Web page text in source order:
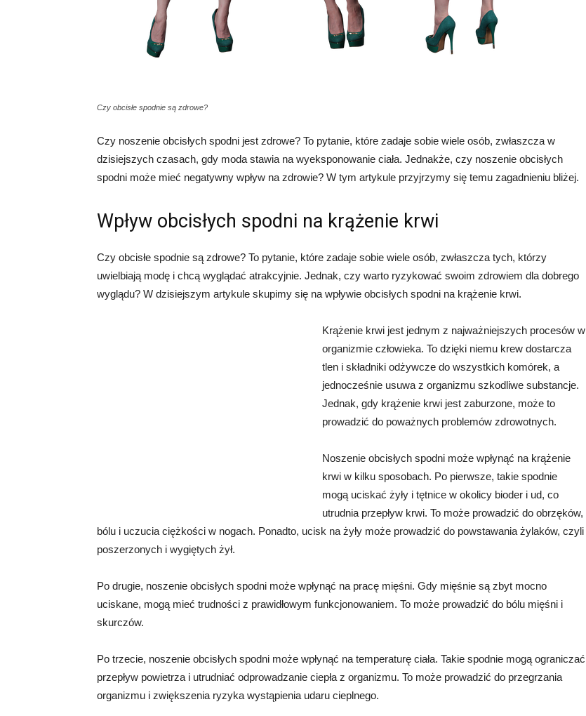
Czy obcisłe spodnie są zdrowe?
Czy noszenie obcisłych spodni jest zdrowe? To pytanie, które zadaje sobie wiele osób, zwłaszcza w
dzisiejszych czasach, gdy moda stawia na wyeksponowanie ciała. Jednakże, czy noszenie obcisłych
spodni może mieć negatywny wpływ na zdrowie? W tym artykule przyjrzymy się temu zagadnieniu bliżej.
Wpływ obcisłych spodni na krążenie krwi
Czy obcisłe spodnie są zdrowe? To pytanie, które zadaje sobie wiele osób, zwłaszcza tych, którzy
uwielbiają modę i chcą wyglądać atrakcyjnie. Jednak, czy warto ryzykować swoim zdrowiem dla dobrego
wyglądu? W dzisiejszym artykule skupimy się na wpływie obcisłych spodni na krążenie krwi.
Krążenie krwi jest jednym z najważniejszych procesów w
organizmie człowieka. To dzięki niemu krew dostarcza
tlen i składniki odżywcze do wszystkich komórek, a
jednocześnie usuwa z organizmu szkodliwe substancje.
Jednak, gdy krążenie krwi jest zaburzone, może to
prowadzić do poważnych problemów zdrowotnych.
Noszenie obcisłych spodni może wpłynąć na krążenie
krwi w kilku sposobach. Po pierwsze, takie spodnie
mogą uciskać żyły i tętnice w okolicy bioder i ud, co
utrudnia przepływ krwi. To może prowadzić do obrzęków,
bólu i uczucia ciężkości w nogach. Ponadto, ucisk na żyły może prowadzić do powstawania żylaków, czyli
poszerzonych i wygiętych żył.
Po drugie, noszenie obcisłych spodni może wpłynąć na pracę mięśni. Gdy mięśnie są zbyt mocno
uciskane, mogą mieć trudności z prawidłowym funkcjonowaniem. To może prowadzić do bólu mięśni i
skurczów.
Po trzecie, noszenie obcisłych spodni może wpłynąć na temperaturę ciała. Takie spodnie mogą ograniczać
przepływ powietrza i utrudniać odprowadzanie ciepła z organizmu. To może prowadzić do przegrzania
organizmu i zwiększenia ryzyka wystąpienia udaru cieplnego.